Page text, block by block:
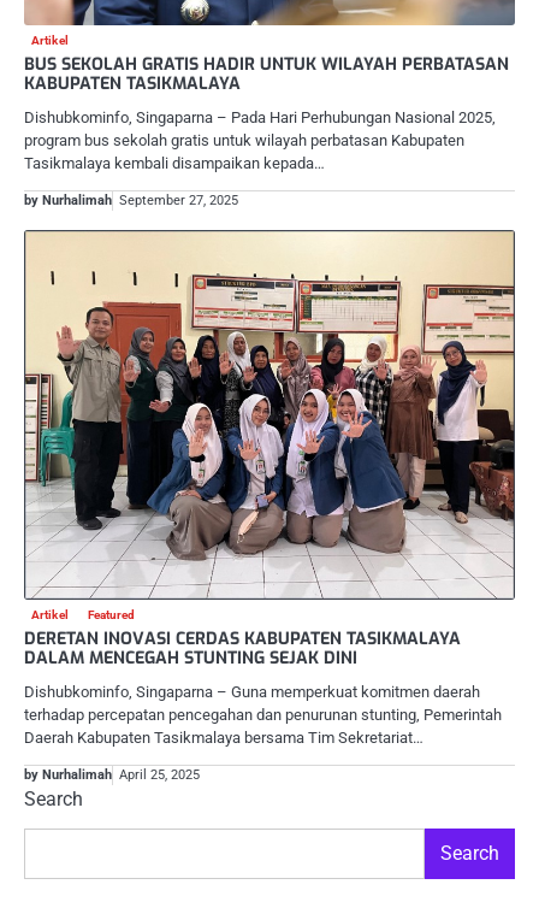
Artikel
BUS SEKOLAH GRATIS HADIR UNTUK WILAYAH PERBATASAN
KABUPATEN TASIKMALAYA
Dishubkominfo, Singaparna – Pada Hari Perhubungan Nasional 2025,
program bus sekolah gratis untuk wilayah perbatasan Kabupaten
Tasikmalaya kembali disampaikan kepada…
by Nurhalimah September 27, 2025
Artikel Featured
DERETAN INOVASI CERDAS KABUPATEN TASIKMALAYA
DALAM MENCEGAH STUNTING SEJAK DINI
Dishubkominfo, Singaparna – Guna memperkuat komitmen daerah
terhadap percepatan pencegahan dan penurunan stunting, Pemerintah
Daerah Kabupaten Tasikmalaya bersama Tim Sekretariat…
by Nurhalimah April 25, 2025
Search
Search